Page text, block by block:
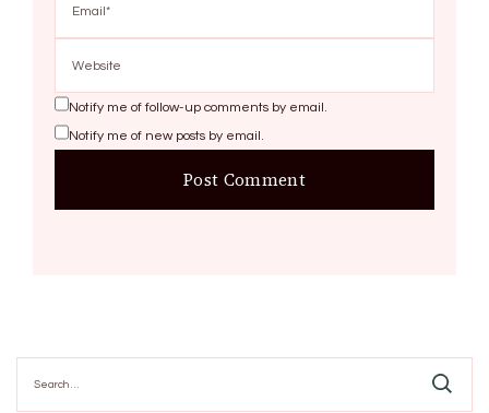
Notify me of follow-up comments by email.
Notify me of new posts by email.
for: